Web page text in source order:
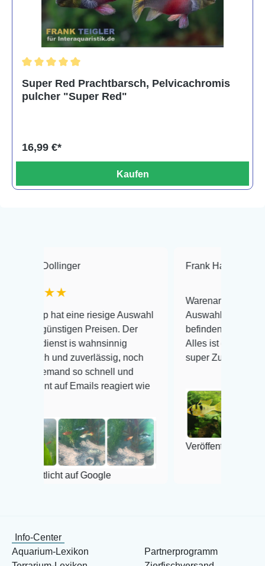
Super Red Prachtbarsch, Pelvicachromis
pulcher "Super Red"
16,99 €*
Kaufen
eine riesige Auswahl
Preisen. Der
is wahnsinnig
zuverlässig, noch
so schnell und
Emails reagiert wie
auf Google
Frank Hackmayer
Warenanlieferung Top und die
Auswahl plus gesundheitliches
befinden der Fische
Alles ist quick lebendig und im
super Zustand. Gerne wieder 😃
Veröffentlicht auf Google
Info-Center
Aquarium-Lexikon
Partnerprogramm